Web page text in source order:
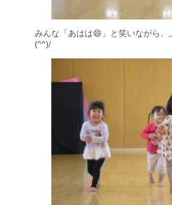
みんな「あはは😄」と笑いながら、
(^^)/